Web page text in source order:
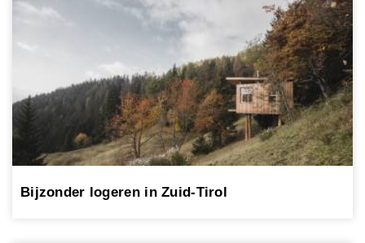
Bijzonder logeren in Zuid-Tirol